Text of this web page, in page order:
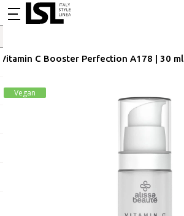
Vitamin C Booster Perfection A178 | 30 ml
Vegan